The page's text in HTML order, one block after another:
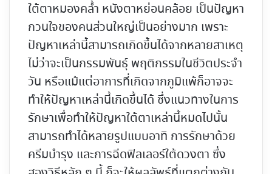
ใต้ตาหมองคล้ำ หนังตาหย่อนคล้อย เป็นปัญหา
กวนใจของคนส่วนใหญ่เป็นอย่างมาก เพราะ
ปัญหาเหล่านี้สามารถเกิดขึ้นได้จากหลายสาเหตุ
ไม่ว่าจะเป็นกรรมพันธุ์ พฤติกรรมในชีวิตประจำ
วัน หรือแม้แต่อาการที่เกิดจากภูมิแพ้ก็อาจจะ
ทำให้ปัญหาเหล่านี้เกิดขึ้นได้ ซึ่งแนวทางในการ
รักษาเพื่อทำให้ปัญหาใต้ตาเหล่านี้หมดไปนั้น
สามารถทำได้หลายรูปแบบอาทิ การรักษาด้วย
ครีมบำรุง และการฉีดฟิลเลอร์ใต้ดวงตา ซึ่ง